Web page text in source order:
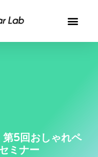
5回おしゃれペ
ミナー